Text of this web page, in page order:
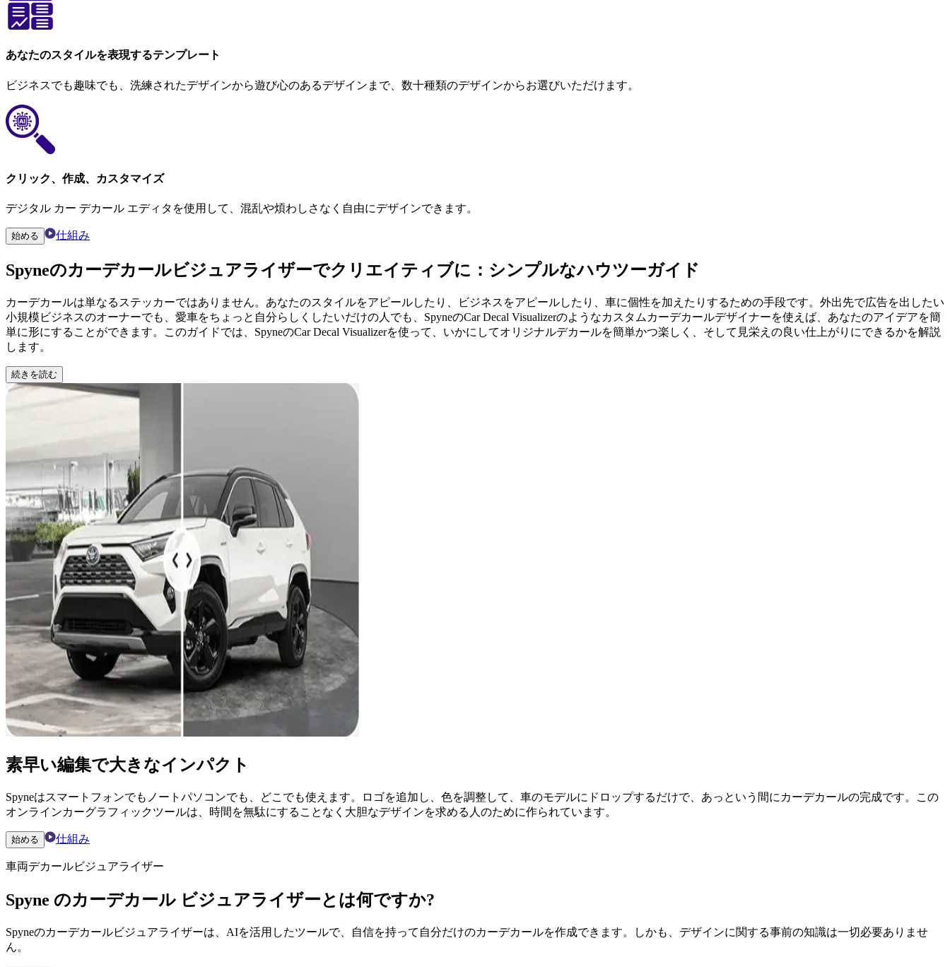
あなたのスタイルを表現するテンプレート
ビジネスでも趣味でも、洗練されたデザインから遊び心のあるデザインまで、数十種類のデザインからお選びいただけます。
クリック、作成、カスタマイズ
デジタル カー デカール エディタを使用して、混乱や煩わしさなく自由にデザインできます。
始める 仕組み
Spyneのカーデカールビジュアライザーでクリエイティブに：シンプルなハウツーガイド
カーデカールは単なるステッカーではありません。あなたのスタイルをアピールしたり、ビジネスをアピールしたり、車に個性を加えたりするための手段です。外出先で広告を出したい
小規模ビジネスのオーナーでも、愛車をちょっと自分らしくしたいだけの人でも、SpyneのCar Decal Visualizerのようなカスタムカーデカールデザイナーを使えば、あなたのアイデアを簡
単に形にすることができます。このガイドでは、SpyneのCar Decal Visualizerを使って、いかにしてオリジナルデカールを簡単かつ楽しく、そして見栄えの良い仕上がりにできるかを解説
します。
続きを読む
素早い編集で大きなインパクト
Spyneはスマートフォンでもノートパソコンでも、どこでも使えます。ロゴを追加し、色を調整して、車のモデルにドロップするだけで、あっという間にカーデカールの完成です。この
オンラインカーグラフィックツールは、時間を無駄にすることなく大胆なデザインを求める人のために作られています。
始める 仕組み
車両デカールビジュアライザー
Spyne のカーデカール ビジュアライザーとは何ですか?
Spyneのカーデカールビジュアライザーは、AIを活用したツールで、自信を持って自分だけのカーデカールを作成できます。しかも、デザインに関する事前の知識は一切必要ありませ
ん。